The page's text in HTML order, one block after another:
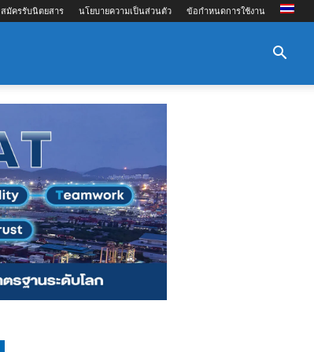
สมัครรับนิตยสาร นโยบายความเป็นส่วนตัว ข้อกำหนดการใช้งาน